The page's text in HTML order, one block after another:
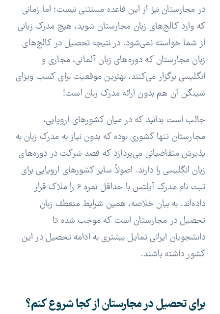
در مجارستان نیز از این قاعده مستثنی نیست؛ اما زمانی
که وارد کالج‌های زبان مجارستان شوید، هیچ مدرک زبانی
از شما خواسته نمی‌شود. در نتیجه تحصیل در کالج‌های
زبان مجارستان که دوره‌های زبان آلمانی، مجاری و
انگلیسی برگزار می‌کنند، بهترین موقعیت برای کسب ویزای
شینگن آن هم بدون ارائه مدرک زبان است!
جالب است بدانید که در میان کشورهای اروپایی،
مجارستان تنها کشوری بوده که بدون نیاز به مدرک زبان به
پذیرش متقاضیانی می‌پردازد که قصد شرکت در دوره‌های
زبان انگلیسی را دارند. اصولاً سایر کشورهای اروپایی برای
ثبت نام مدرک آیلتس با حداقل نمره 6 را ملاک قرار
داده‌اند. به بیان خلاصه، همین شرایط منعطف زبان
تحصیل در مجارستان است که موجب شده تا
دانشجویان ایرانی تمایل بیشتری به ادامه تحصیل در این
کشور داشته باشند.
برای تحصیل در مجارستان از کجا شروع کنم؟